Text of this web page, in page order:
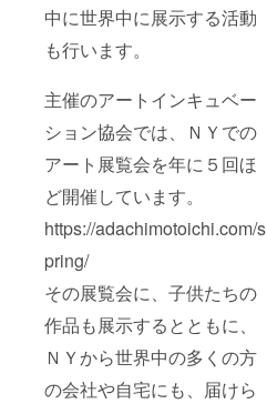
中に世界中に展示する活動
も行います。
主催のアートインキュベー
ション協会では、ＮＹでの
アート展覧会を年に５回ほ
ど開催しています。
https://adachimotoichi.com/s
pring/
その展覧会に、子供たちの
作品も展示するとともに、
ＮＹから世界中の多くの方
の会社や自宅にも、届けら